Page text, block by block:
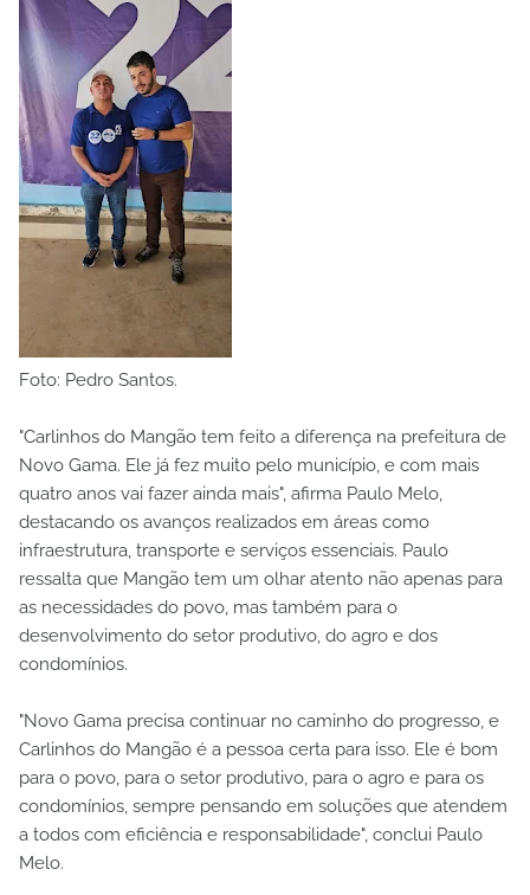
Foto: Pedro Santos.
"Carlinhos do Mangão tem feito a diferença na prefeitura de
Novo Gama. Ele já fez muito pelo município, e com mais
quatro anos vai fazer ainda mais", afirma Paulo Melo,
destacando os avanços realizados em áreas como
infraestrutura, transporte e serviços essenciais. Paulo
ressalta que Mangão tem um olhar atento não apenas para
as necessidades do povo, mas também para o
desenvolvimento do setor produtivo, do agro e dos
condomínios.
"Novo Gama precisa continuar no caminho do progresso, e
Carlinhos do Mangão é a pessoa certa para isso. Ele é bom
para o povo, para o setor produtivo, para o agro e para os
condomínios, sempre pensando em soluções que atendem
a todos com eficiência e responsabilidade", conclui Paulo
Melo.